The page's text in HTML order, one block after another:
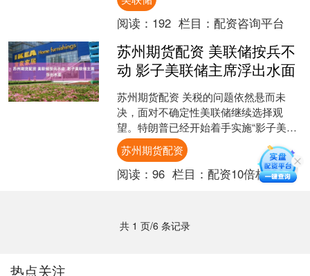
的货币政策独立性是必要的....
阅读： 192 栏目： 配资咨询平台
苏州期货配资 美联储按兵不
动 影子美联储主席浮出水面
苏州期货配资 关税的问题依然悬而未
决，面对不确定性美联储继续选择观
望。特朗普已经开始着手实施“影子美联
储主席”的计划，以便在鲍威尔卸任前的
过渡时期，对美联储政策....
苏州期货配资
阅读： 96 栏目： 配资10倍杠杆
共 1 页/6 条记录
热点关注